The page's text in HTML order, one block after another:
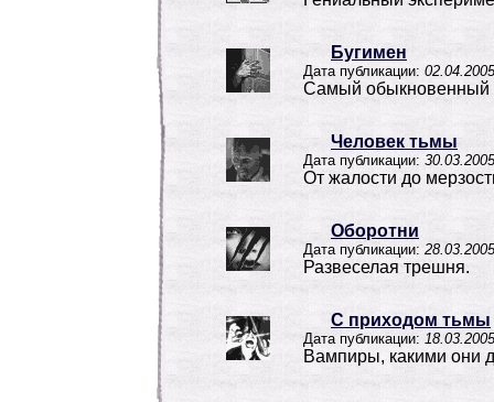
Бугимен
Дата публикации: 02.04.2005
Самый обыкновенный
Человек тьмы
Дата публикации: 30.03.2005
От жалости до
Оборотни
Дата публикации: 28.03.2005
Развеселая трешня.
С приходом тьмы
Дата публикации: 18.03.2005
Вампиры, какими они